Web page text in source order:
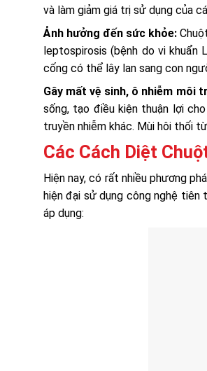
và làm giảm giá trị sử dụng của
Ảnh hưởng đến sức khỏe:
leptospirosis (bệnh do vi khuẩn
cống có thể lây lan sang con
Gây mất vệ sinh, ô nhiễm môi
sống, tạo điều kiện thuận lợi
truyền nhiễm khác. Mùi hôi thối
Các Cách Diệt
Hiện nay, có rất nhiều phương
hiện đại sử dụng công nghệ tiên
áp dụng: